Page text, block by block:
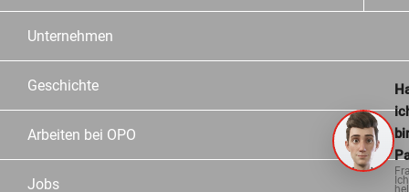
Unternehmen
Geschichte
Arbeiten bei OPO
Jobs Ich